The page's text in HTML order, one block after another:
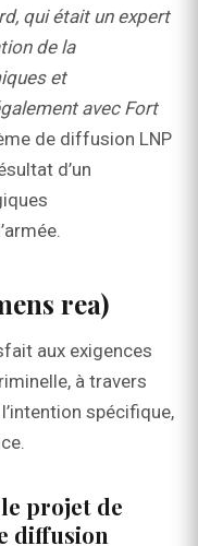
qui était un expert
de la
et
avec Fort
de diffusion LNP
d’un
rea)
aux exigences
à travers
spécifique,
projet de
diffusion